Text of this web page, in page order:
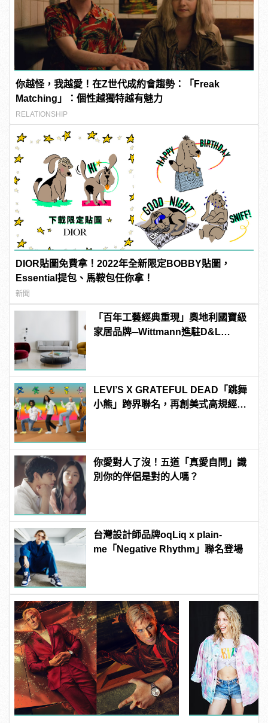
你越怪，我越愛！在Z世代成約會趨勢：「Freak
Matching」：個性越獨特越有魅力
RELATIONSHIP
DIOR貼圖免費拿！2022年全新限定BOBBY貼圖，
Essential提包、馬鞍包任你拿！
新聞
「百年工藝經典重現」奧地利國寶級
家居品牌─Wittmann進駐D&L
LEVI’S X GRATEFUL DEAD「跳舞
小熊」跨界聯名，再創美式高規經典
你愛對人了沒！五道「真愛自問」識
別你的伴侶是對的人嗎？
台灣設計師品牌oqLiq x plain-
me「Negative Rhythm」聯名登場